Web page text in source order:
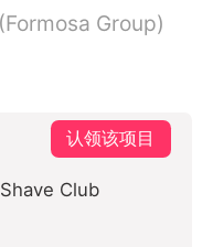
Group)
认领该项目
Club